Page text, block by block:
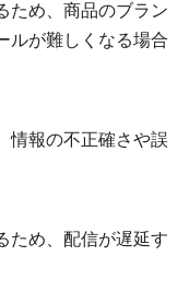
ため、商品のブラン
ルが難しくなる場合
情報の不正確さや誤
ため、配信が遅延す